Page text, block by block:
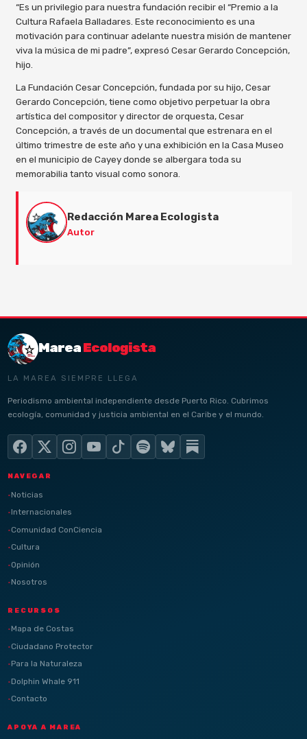
“Es un privilegio para nuestra fundación recibir el “Premio a la
Cultura Rafaela Balladares. Este reconocimiento es una
motivación para continuar adelante nuestra misión de mantener
viva la música de mi padre”, expresó Cesar Gerardo Concepción,
hijo.
La Fundación Cesar Concepción, fundada por su hijo, Cesar
Gerardo Concepción, tiene como objetivo perpetuar la obra
artística del compositor y director de orquesta, Cesar
Concepción, a través de un documental que estrenara en el
último trimestre de este año y una exhibición en la Casa Museo
en el municipio de Cayey donde se albergara toda su
memorabilia tanto visual como sonora.
Redacción Marea Ecologista
Autor
MareaEcologista
LA MAREA SIEMPRE LLEGA
Periodismo ambiental independiente desde Puerto Rico. Cubrimos
ecología, comunidad y justicia ambiental en el Caribe y el mundo.
NAVEGAR
Noticias
Internacionales
Comunidad ConCiencia
Cultura
Opinión
Nosotros
RECURSOS
Mapa de Costas
Ciudadano Protector
Para la Naturaleza
Dolphin Whale 911
Contacto
APOYA A MAREA